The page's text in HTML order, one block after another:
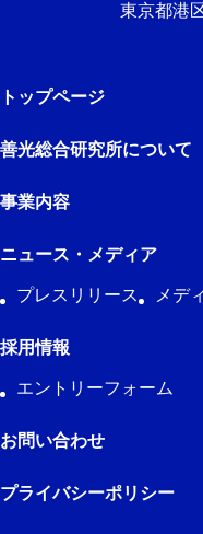
東京都港
トップページ
善光総合研究所について
事業内容
ニュース・メディア
プレスリリース メデ
採用情報
エントリーフォーム
お問い合わせ
プライバシーポリシー